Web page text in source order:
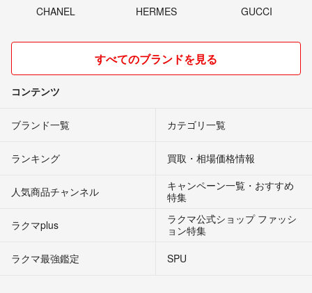
CHANEL HERMES GUCCI
すべてのブランドを見る
コンテンツ
ブランド一覧 カテゴリ一覧
ランキング 買取・相場価格情報
人気商品チャンネル
キャンペーン一覧・おすすめ
特集
ラクマplus
ラクマ公式ショップ ファッシ
ョン特集
ラクマ最強鑑定
SPU